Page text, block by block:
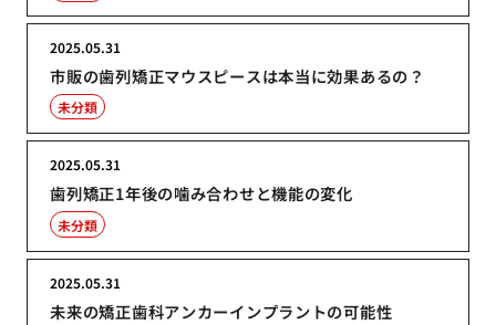
市販の歯列矯正マウスピースは本当に効果あるの？
2025.05.31
未分類
歯列矯正1年後の噛み合わせと機能の変化
2025.05.31
未分類
未来の矯正歯科アンカーインプラントの可能性
2025.05.31